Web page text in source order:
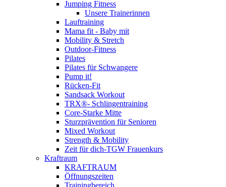
Jumping Fitness
Unsere Trainerinnen
Lauftraining
Mama fit - Baby mit
Mobility & Stretch
Outdoor-Fitness
Pilates
Pilates für Schwangere
Pump it!
Rücken-Fit
Sandsack Workout
TRX®- Schlingentraining
Core-Starke Mitte
Sturzprävention für Senioren
Mixed Workout
Strength & Mobility
Zeit für dich-TGW Frauenkurs
Kraftraum
KRAFTRAUM
Öffnungszeiten
Trainingbereich